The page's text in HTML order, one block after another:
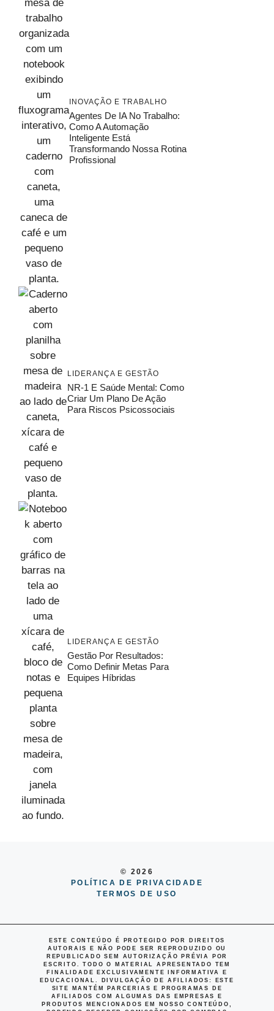
INOVAÇÃO E TRABALHO
Agentes De IA No Trabalho:
Como A Automação
Inteligente Está
Transformando Nossa Rotina
Profissional
LIDERANÇA E GESTÃO
NR-1 E Saúde Mental: Como
Criar Um Plano De Ação
Para Riscos Psicossociais
LIDERANÇA E GESTÃO
Gestão Por Resultados:
Como Definir Metas Para
Equipes Híbridas
© 2026
POLÍTICA DE PRIVACIDADE
TERMOS DE USO
ESTE CONTEÚDO É PROTEGIDO POR DIREITOS
AUTORAIS E NÃO PODE SER REPRODUZIDO OU
REPUBLICADO SEM AUTORIZAÇÃO PRÉVIA POR
ESCRITO. TODO O MATERIAL APRESENTADO TEM
FINALIDADE EXCLUSIVAMENTE INFORMATIVA E
EDUCACIONAL.
DIVULGAÇÃO DE AFILIADOS : ESTE
SITE MANTÉM PARCERIAS E PROGRAMAS DE
AFILIADOS COM ALGUMAS DAS EMPRESAS E
PRODUTOS MENCIONADOS EM NOSSO CONTEÚDO,